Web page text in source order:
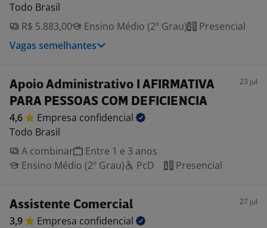
Todo Brasil
R$ 5.883,00
Ensino Médio (2º Grau)
Presencial
Vagas semelhantes
Apoio Administrativo I AFIRMATIVA
PARA PESSOAS COM DEFICIENCIA
23 jul
4,6 Empresa confidencial
Todo Brasil
A combinar
Entre 1 e 3 anos
Ensino Médio (2º Grau)
PcD Presencial
Assistente Comercial 27 jul
3,9 Empresa confidencial